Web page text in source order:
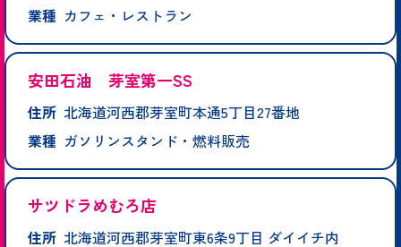
業種 カフェ・レストラン
安田石油 芽室第一SS
住所 北海道河西郡芽室町本通5丁目27番地
業種 ガソリンスタンド・燃料販売
サツドラめむろ店
住所 北海道河西郡芽室町東6条9丁目 ダイイチ内